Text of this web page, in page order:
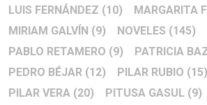
LUIS FERNÁNDEZ (10) MARGARITA
MIRIAM GALVÍN (9) NOVELES (145)
PABLO RETAMERO (9) PATRICIA
PEDRO BÉJAR (12) PILAR RUBIO (15)
PILAR VERA (20) PITUSA GASUL (9)